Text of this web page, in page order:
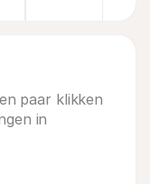
paar klikken
in